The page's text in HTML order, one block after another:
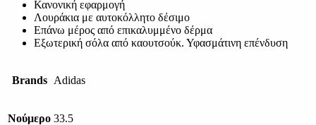
Κανονική εφαρμογή
Λουράκια με αυτοκόλλητο δέσιμο
Επάνω μέρος από επικαλυμμένο δέρμα
Εξωτερική σόλα από καουτσούκ. Υφασμάτινη επένδυση
Brands Adidas
Νούμερο 33.5